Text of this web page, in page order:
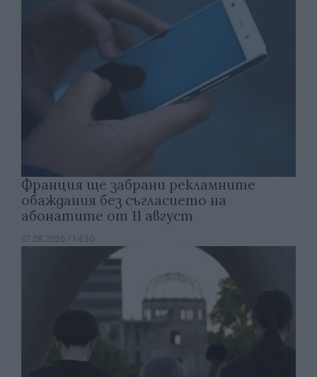
Франция ще забрани рекламните
обаждания без съгласието на
абонатите от 11 август
07.08.2026 / 14:30